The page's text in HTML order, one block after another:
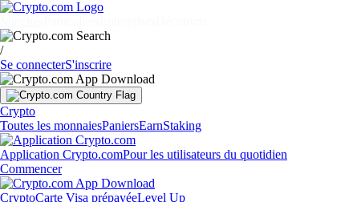
/
Se connecterS'inscrire
Crypto
Toutes les monnaiesPaniersEarnStaking
Application Crypto.comPour les utilisateurs du quotidien
Commencer
CryptoCarte Visa prépayéeLevel Up